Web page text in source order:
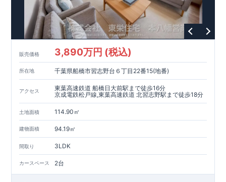
販売価格 3,890万円 (税込)
所在地 千葉県船橋市習志野台６丁目22番15(地番)
アクセス
東葉高速鉄道 船橋日大前駅まで徒歩16分
京成電鉄松戸線,東葉高速鉄道 北習志野駅まで徒歩18分
土地面積 114.90㎡
建物面積 94.19㎡
間取り 3LDK
カースペース 2台